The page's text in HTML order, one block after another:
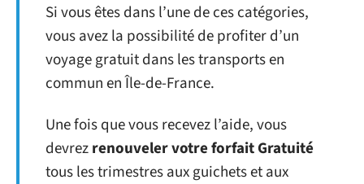
Si vous êtes dans l’une de ces catégories,
vous avez la possibilité de profiter d’un
voyage gratuit dans les transports en
commun en Île-de-France.
Une fois que vous recevez l’aide, vous
devrezrenouveler votre forfait Gratuité
tous les trimestres aux guichets et aux